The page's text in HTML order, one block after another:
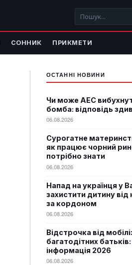
СОННИК ПРИКМЕТИ
ОСТАННІ НОВИНИ
Чи може АЕС
бомба: відповідь
06.08.2026
Сурогатне
як працює чорний
потрібно знати
06.08.2026
Напад на українця у
захистити дитину від
за кордоном
06.08.2026
Відстрочка від
багатодітних
інформація 2026
06.08.2026